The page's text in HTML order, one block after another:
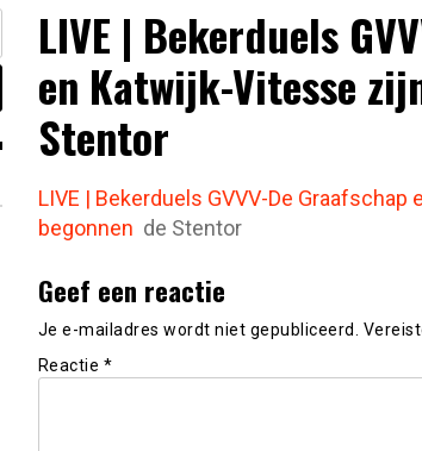
LIVE | Bekerduels
en Katwijk-Vitesse
Stentor
LIVE | Bekerduels GVVV-De
begonnen de Stentor
Geef een reactie
Je e-mailadres wordt niet gepubliceerd.
Reactie *